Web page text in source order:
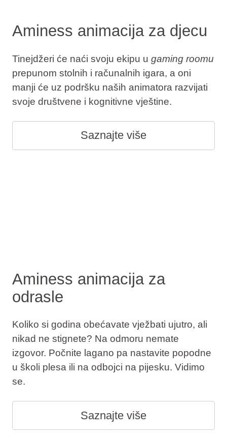
Aminess animacija za djecu
Tinejdžeri će naći svoju ekipu u gaming roomu
prepunom stolnih i računalnih igara, a oni
manji će uz podršku naših animatora razvijati
svoje društvene i kognitivne vještine.
Saznajte više
Aminess animacija za
odrasle
Koliko si godina obećavate vježbati ujutro, ali
nikad ne stignete? Na odmoru nemate
izgovor. Počnite lagano pa nastavite popodne
u školi plesa ili na odbojci na pijesku. Vidimo
se.
Saznajte više